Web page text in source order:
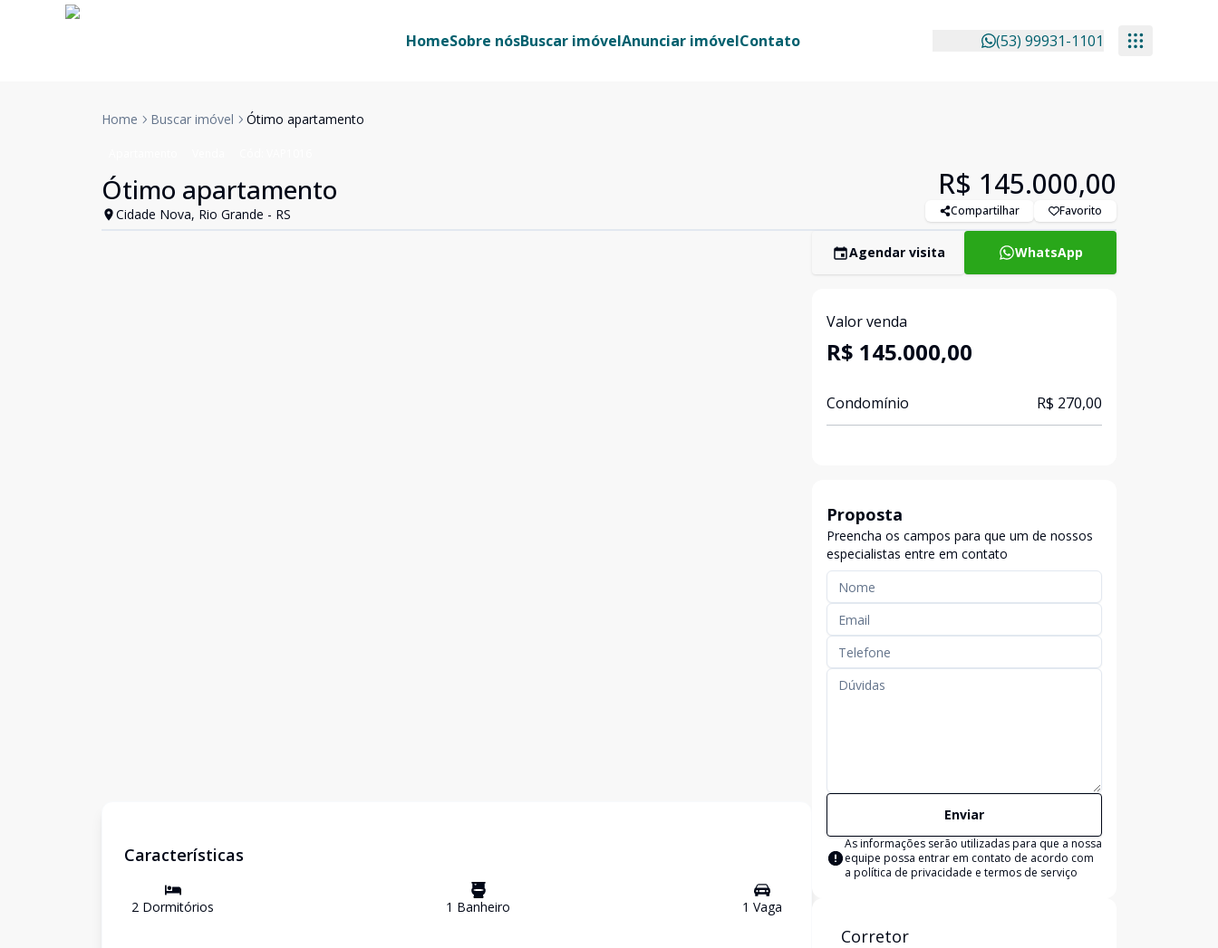
HomeSobre nósBuscar imóvelAnunciar imóvelContato (53) 99931-1101
Home Buscar imóvel Ótimo apartamento
Ótimo apartamento
Cidade Nova, Rio Grande - RS
R$ 145.000,00
Compartilhar Favorito
Características
2 Dormitórios 1 Banheiro 1 Vaga
Agendar visita WhatsApp
Valor venda
R$ 145.000,00
Condomínio R$ 270,00
Proposta
Preencha os campos para que um de nossos
especialistas entre em contato
Enviar
As informações serão utilizadas para que a nossa
equipe possa entrar em contato de acordo com
a política de privacidade e termos de serviço
Corretor